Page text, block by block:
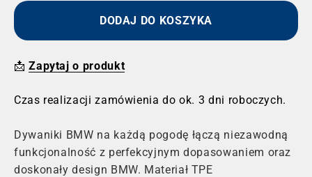
DODAJ DO KOSZYKA
📩Zapytaj o produkt
Czas realizacji zamówienia do ok. 3 dni roboczych.
Dywaniki BMW na każdą pogodę łączą niezawodną
funkcjonalność z perfekcyjnym dopasowaniem oraz
doskonały design BMW. Materiał TPE